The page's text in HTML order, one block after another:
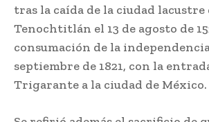
tras la caída de la ciudad lacustre
Tenochtitlán el 13 de agosto de
consumación de la
septiembre de 1821, con la
Trigarante a la ciudad de México.